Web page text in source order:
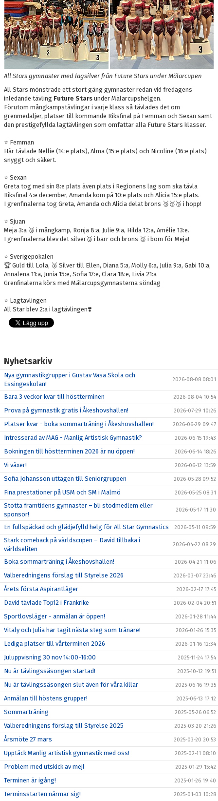
DOKUMENT
BOKNING
FRITIDSKORTET
VÅRA GULDSTÖDMEDLEMMAR
All Stars gymnaster med lagsilver från Future Stars under Mälarcupen
All Stars mönstrade ett stort gäng gymnaster redan vid fredagens
inledande tävling Future Stars under Mälarcupshelgen.
Förutom mångkampstävlingar i varje klass så tävlades det om
grenmedaljer, platser till kommande Riksfinal på Femman och Sexan samt
den prestigefyllda lagtävlingen som omfattar alla Future Stars klasser.
⭐️ Femman
Här tävlade Nellie (14:e plats), Alma (15:e plats) och Nicoline (16:e plats)
snyggt och säkert.
⭐️ Sexan
Greta tog med sin 8:e plats även plats i Regionens lag som ska tävla
Riksfinal 4:e december, Amanda kom på 10:e plats och Alicia 15:e plats.
I grenfinalerna tog Greta, Amanda och Alicia delat brons 🥉🥉🥉 i hopp!
⭐️ Sjuan
Meja 3:a 🥉 i mångkamp, Ronja 8:a, Julie 9:a, Hilda 12:a, Amélie 13:e.
I grenfinalerna blev det silver🥈 i barr och brons 🥉 i bom för Meja!
⭐️ Sverigepokalen
🏆 Guld till Lola, 🥈 Silver till Ellen, Diana 5:a, Molly 6:a, Julia 9:a, Gabi 10:a,
Annalena 11:a, Junia 15:e, Sofia 17:e, Clara 18:e, Livia 21:a
Grenfinalerna körs med Mälarcupsgymnasterna söndag
⭐️ Lagtävlingen
All Star blev 2:a i lagtävlingen❣️
Nyhetsarkiv
Nya gymnastikgrupper i Gustav Vasa Skola och
Essingeskolan!
2026-08-08 08:01
Bara 3 veckor kvar till höstterminen 2026-08-04 10:54
Prova på gymnastik gratis i Åkeshovshallen! 2026-07-29 10:26
Platser kvar - boka sommarträning i Åkeshovshallen! 2026-06-29 09:47
Intresserad av MAG - Manlig Artistisk Gymnastik? 2026-06-15 19:43
Bokningen till höstterminen 2026 är nu öppen! 2026-06-14 18:26
Vi växer! 2026-06-12 13:59
Sofia Johansson uttagen till Seniorgruppen 2026-05-28 09:52
Fina prestationer på USM och SM i Malmö 2026-05-25 08:31
Stötta framtidens gymnaster – bli stödmedlem eller
sponsor!
2026-05-17 11:30
En fullspäckad och glädjefylld helg för All Star Gymnastics 2026-05-11 09:59
Stark comeback på världscupen – David tillbaka i
världseliten
2026-04-22 08:29
Boka sommarträning i Åkeshovshallen! 2026-04-21 11:06
Valberedningens förslag till Styrelse 2026 2026-03-07 23:46
Årets första Aspirantläger 2026-02-17 17:45
David tävlade Top12 i Frankrike 2026-02-04 20:51
Sportlovsläger - anmälan är öppen! 2026-01-28 11:44
Vitaly och Julia har tagit nästa steg som tränare! 2026-01-26 15:35
Lediga platser till vårterminen 2026 2026-01-16 12:34
Juluppvisning 30 nov 14:00-16:00 2025-11-24 17:54
Nu är tävlingssäsongen startad! 2025-10-12 19:51
Nu är tävlingssäsongen slut även för våra killar 2025-06-16 19:35
Anmälan till höstens grupper! 2025-06-13 17:12
Sommarträning 2025-05-26 06:52
Valberedningens förslag till Styrelse 2025 2025-03-20 21:26
Årsmöte 27 mars 2025-03-20 20:53
Upptäck Manlig artistisk gymnastik med oss! 2025-02-11 08:10
Problem med utskick av mejl 2025-01-29 15:42
Terminen är igång! 2025-01-26 19:40
Terminsstarten närmar sig! 2025-01-03 10:28